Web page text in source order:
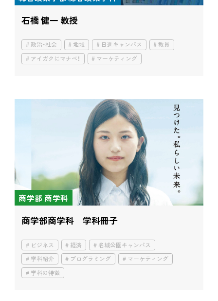
石橋 健一 教授
政治・社会 地域 日進キャンパス
教員
アイガクにマナベ！
マーケティング
商学部 商学科
商学部商学科 学科冊子
ビジネス 経済
名城公園キャンパス
学科紹介
プログラミング
マーケティング
学科の特徴